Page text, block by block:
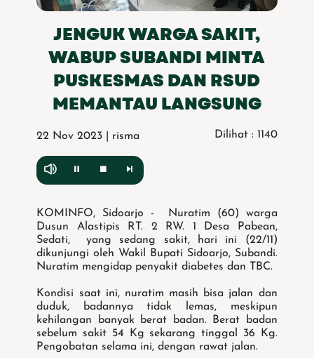
JENGUK WARGA SAKIT,
WABUP SUBANDI MINTA
PUSKESMAS DAN RSUD
MEMANTAU LANGSUNG
22 Nov 2023 | risma Dilihat : 1140
KOMINFO, Sidoarjo - Nuratim (60) warga
Dusun Alastipis RT. 2 RW. 1 Desa Pabean,
Sedati, yang sedang sakit, hari ini (22/11)
dikunjungi oleh Wakil Bupati Sidoarjo, Subandi.
Nuratim mengidap penyakit diabetes dan TBC.
Kondisi saat ini, nuratim masih bisa jalan dan
duduk, badannya tidak lemas, meskipun
kehilangan banyak berat badan. Berat badan
sebelum sakit 54 Kg sekarang tinggal 36 Kg.
Pengobatan selama ini, dengan rawat jalan.